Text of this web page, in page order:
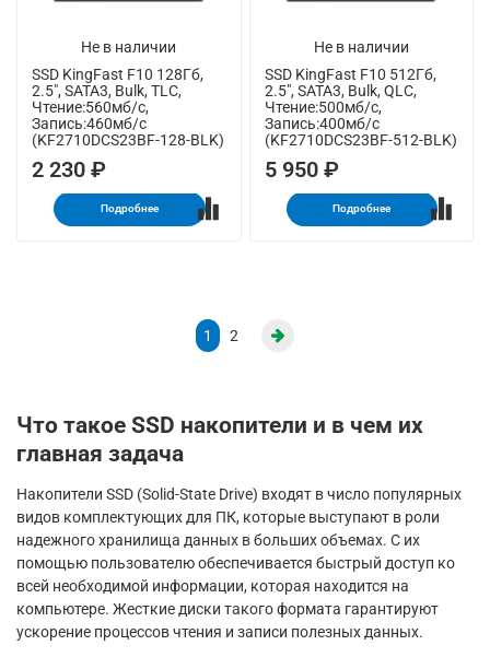
Не в наличии
SSD KingFast F10 128Гб,
2.5", SATA3, Bulk, TLC,
Чтение:560мб/с,
Запись:460мб/с
(KF2710DCS23BF-128-BLK)
2 230 ₽
Подробнее
Не в наличии
SSD KingFast F10 512Гб,
2.5", SATA3, Bulk, QLC,
Чтение:500мб/с,
Запись:400мб/с
(KF2710DCS23BF-512-BLK)
5 950 ₽
Подробнее
1 2
Что такое SSD накопители и в чем их
главная задача
Накопители SSD (Solid-State Drive) входят в число популярных
видов комплектующих для ПК, которые выступают в роли
надежного хранилища данных в больших объемах. С их
помощью пользователю обеспечивается быстрый доступ ко
всей необходимой информации, которая находится на
компьютере. Жесткие диски такого формата гарантируют
ускорение процессов чтения и записи полезных данных.